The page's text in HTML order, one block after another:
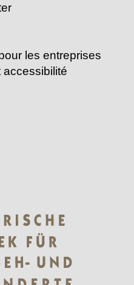
les entreprises
accessibilité